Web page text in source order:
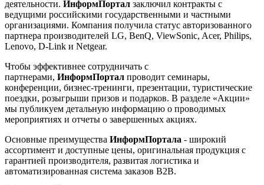
деятельности. ИнформПортал заключил контракты с
ведущими российскими государственными и частными
организациями. Компания получила статус авторизованного
партнера производителей LG, BenQ, ViewSonic, Acer, Philips,
Lenovo, D-Link и Netgear.
Чтобы эффективнее сотрудничать с
партнерами, ИнформПортал проводит семинары,
конференции, бизнес-тренинги, презентации, туристические
поездки, розыгрыши призов и подарков. В разделе «Акции»
мы публикуем детальную информацию о проводимых
мероприятиях и отчеты о завершенных акциях.
Основные преимущества ИнформПортала - широкий
ассортимент и доступные цены, оригинальная продукция с
гарантией производителя, развитая логистика и
автоматизированная система заказов B2B.